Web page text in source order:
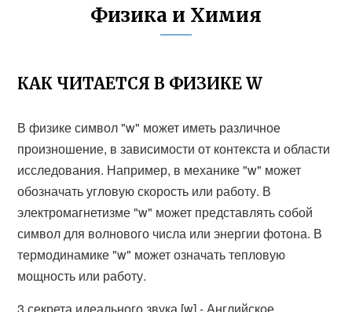
Физика и Химия
КАК ЧИТАЕТСЯ В ФИЗИКЕ W
В физике символ "w" может иметь различное
произношение, в зависимости от контекста и области
исследования. Например, в механике "w" может
обозначать угловую скорость или работу. В
электромагнетизме "w" может представлять собой
символ для волнового числа или энергии фотона. В
термодинамике "w" может означать тепловую
мощность или работу.